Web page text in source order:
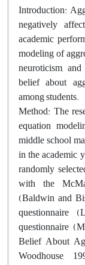
Introduction:
negatively
academic
modeling of
neuroticism,
belief about
among students.
Method: The
equation
middle school
in the academic
randomly
with the
(Baldwin and
questionnaire
questionnaire
Belief About
Woodhouse,